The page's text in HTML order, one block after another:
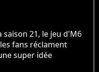
saison 21, le jeu d'M6
fans réclament
super idée